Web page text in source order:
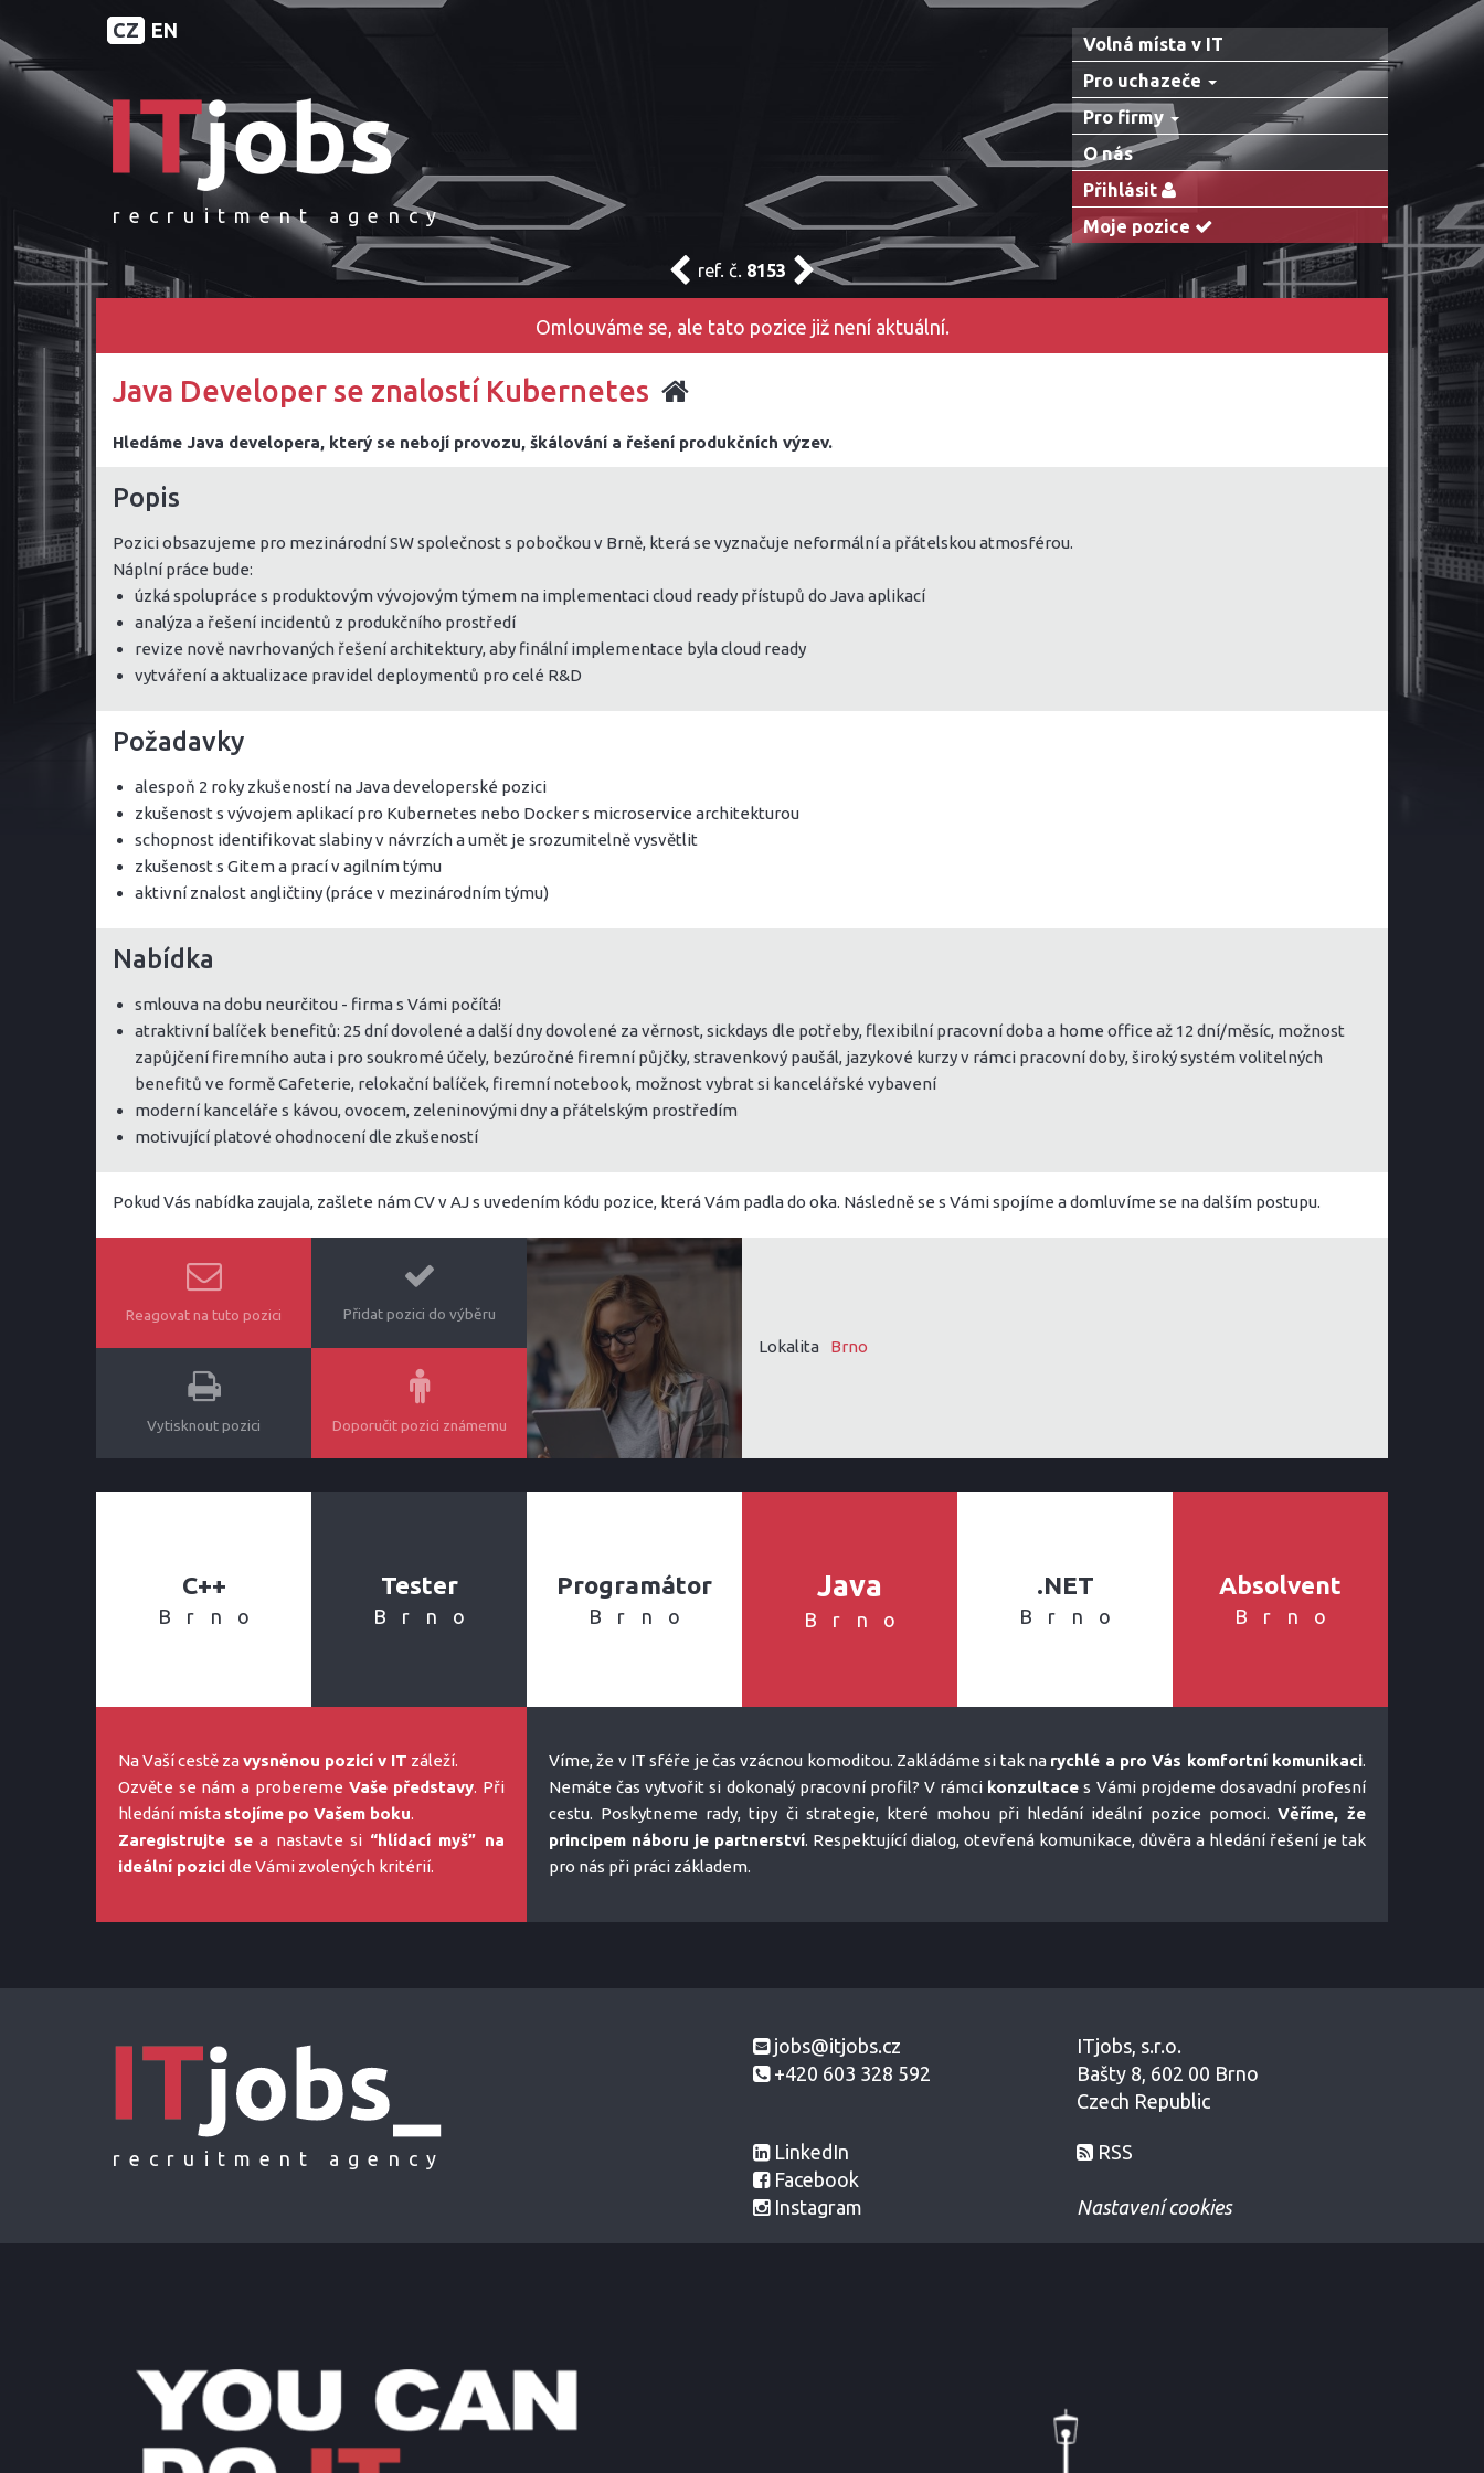
CZ EN
recruitment agency
Volná místa v IT
Pro uchazeče
Pro firmy
O nás
Přihlásit
Moje pozice
ref. č. 8153
Omlouváme se, ale tato pozice již není aktuální.
Java Developer se znalostí Kubernetes
Hledáme Java developera, který se nebojí provozu, škálování a řešení produkčních výzev.
Popis
Pozici obsazujeme pro mezinárodní SW společnost s pobočkou v Brně, která se vyznačuje neformální a přátelskou atmosférou.
Náplní práce bude:
úzká spolupráce s produktovým vývojovým týmem na implementaci cloud ready přístupů do Java aplikací
analýza a řešení incidentů z produkčního prostředí
revize nově navrhovaných řešení architektury, aby finální implementace byla cloud ready
vytváření a aktualizace pravidel deploymentů pro celé R&D
Požadavky
alespoň 2 roky zkušeností na Java developerské pozici
zkušenost s vývojem aplikací pro Kubernetes nebo Docker s microservice architekturou
schopnost identifikovat slabiny v návrzích a umět je srozumitelně vysvětlit
zkušenost s Gitem a prací v agilním týmu
aktivní znalost angličtiny (práce v mezinárodním týmu)
Nabídka
smlouva na dobu neurčitou - firma s Vámi počítá!
atraktivní balíček benefitů: 25 dní dovolené a další dny dovolené za věrnost, sickdays dle potřeby, flexibilní pracovní doba a home office až 12 dní/měsíc, možnost
zapůjčení firemního auta i pro soukromé účely, bezúročné firemní půjčky, stravenkový paušál, jazykové kurzy v rámci pracovní doby, široký systém volitelných
benefitů ve formě Cafeterie, relokační balíček, firemní notebook, možnost vybrat si kancelářské vybavení
moderní kanceláře s kávou, ovocem, zeleninovými dny a přátelským prostředím
motivující platové ohodnocení dle zkušeností
Pokud Vás nabídka zaujala, zašlete nám CV v AJ s uvedením kódu pozice, která Vám padla do oka. Následně se s Vámi spojíme a domluvíme se na dalším postupu.
Reagovat na tuto pozici Přidat pozici do výběru
Vytisknout pozici Doporučit pozici známemu
Lokalita Brno
C++
Brno
Tester
Brno
Programátor
Brno
Java
Brno
.NET
Brno
Absolvent
Brno
Na Vaší cestě zavysněnou pozicí v IT záleží.
Ozvěte se nám a probereme Vaše představy. Při
hledání místa stojíme po Vašem boku.
Zaregistrujte sea nastavte si “hlídací myš” na
ideální pozicidle Vámi zvolených kritérií.
Víme, že v IT sféře je čas vzácnou komoditou. Zakládáme si tak na rychlé a pro Vás komfortní komunikaci.
Nemáte čas vytvořit si dokonalý pracovní profil? V rámci konzultace s Vámi projdeme dosavadní profesní
cestu. Poskytneme rady, tipy či strategie, které mohou při hledání ideální pozice pomoci. Věříme, že
principem náboru je partnerství. Respektující dialog, otevřená komunikace, důvěra a hledání řešení je tak
pro nás při práci základem.
jobs@itjobs.cz
+420 603 328 592
LinkedIn
Facebook
Instagram
ITjobs, s.r.o.
Bašty 8, 602 00 Brno
Czech Republic
RSS
Nastavení cookies
recruitment agency